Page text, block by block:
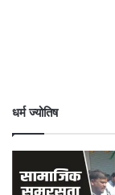
धर्म ज्योतिष